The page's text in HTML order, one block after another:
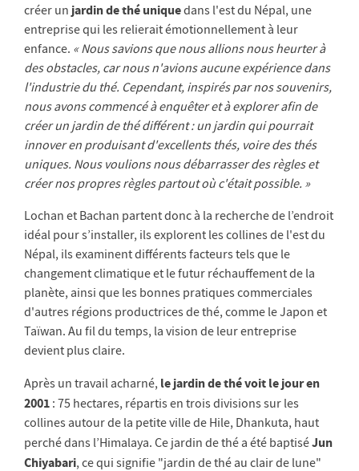
créer un jardin de thé uniquedans l'est du Népal, une
entreprise qui les relierait émotionnellement à leur
enfance. « Nous savions que nous allions nous heurter à
des obstacles, car nous n'avions aucune expérience dans
l'industrie du thé. Cependant, inspirés par nos souvenirs,
nous avons commencé à enquêter et à explorer afin de
créer un jardin de thé différent : un jardin qui pourrait
innover en produisant d'excellents thés, voire des thés
uniques. Nous voulions nous débarrasser des règles et
créer nos propres règles partout où c'était possible. »
Lochan et Bachan partent donc à la recherche de l’endroit
idéal pour s’installer, ils explorent les collines de l'est du
Népal, ils examinent différents facteurs tels que le
changement climatique et le futur réchauffement de la
planète, ainsi que les bonnes pratiques commerciales
d'autres régions productrices de thé, comme le Japon et
Taïwan. Au fil du temps, la vision de leur entreprise
devient plus claire.
Après un travail acharné, le jardin de thé voit le jour en
2001 : 75 hectares, répartis en trois divisions sur les
collines autour de la petite ville de Hile, Dhankuta, haut
perché dans l’Himalaya. Ce jardin de thé a été baptiséJun
Chiyabari, ce qui signifie "jardin de thé au clair de lune"